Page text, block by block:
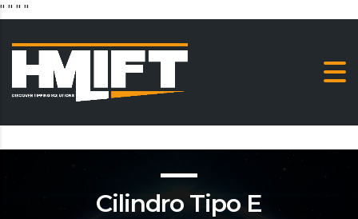
" " " "
Cilindro Tipo E